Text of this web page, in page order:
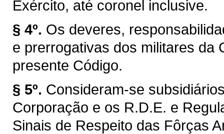
Exército, até coronel inclusive.
§ 4º. Os deveres,
e prerrogativas dos militares da
presente Código.
§ 5º. Consideram-se
Corporação e os R.D.E. e
Sinais de Respeito das Fôrças